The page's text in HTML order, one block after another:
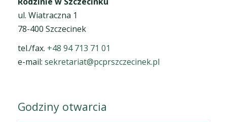
ul. Wiatraczna 1
78-400 Szczecinek
tel./fax. +48 94 713 71 01
e-mail: sekretariat@pcprszczecinek.pl
Godziny otwarcia